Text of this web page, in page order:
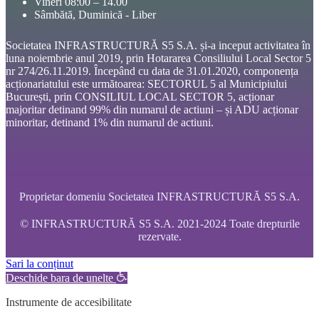
Sâmbătă, Duminică - Liber
Societatea INFRASTRUCTURĂ S5 S.A. și-a inceput activitatea în
luna noiembrie anul 2019, prin Hotararea Consiliului Local Sector 5
nr 274/26.11.2019. Începând cu data de 31.01.2020, componența
acționariatului este următoarea: SECTORUL 5 al Municipiului
București, prin CONSILIUL LOCAL SECTOR 5, acționar
majoritar detinand 99% din numarul de actiuni – și ADU acționar
minoritar, detinand 1% din numarul de actiuni.
Proprietar domeniu Societatea INFRASTRUCTURĂ S5 S.A.
© INFRASTRUCTURĂ S5 S.A. 2021-2024 Toate drepturile
rezervate.
Sari la conținut
Deschide bara de unelte
Instrumente de accesibilitate